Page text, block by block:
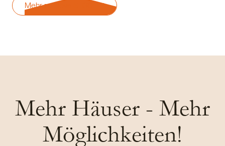
Mehr zu Nova S 130
Mehr Häuser - Mehr
Möglichkeiten!